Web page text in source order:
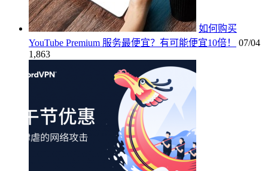
如何购买
YouTube Premium 服务最便宜？有可能便宜10倍！
07/04
1,863